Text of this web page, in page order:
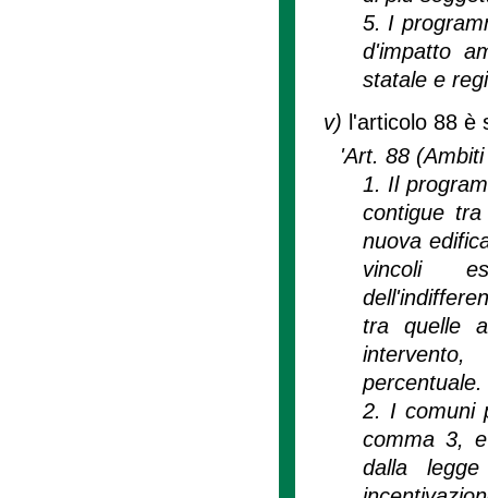
5. I
d'impatto
statale e
v) l'articolo 88 è
'Art. 88
1. Il
contigue
nuova
vincoli
tra quelle
percentuale.
2. I comuni
comma 3,
dalla